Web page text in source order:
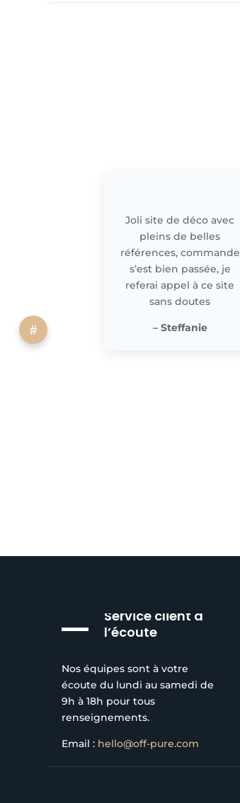
Joli site de déco avec
pleins de belles
références, commande
s’est bien passée, je
referai appel à ce site
sans doutes
– Steffanie
Service client à
l’écoute
Nos équipes sont à votre
écoute du lundi au samedi de
9h à 18h pour tous
renseignements.
Email : hello@off-pure.com